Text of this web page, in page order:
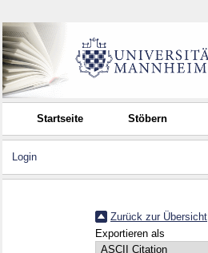
Startseite Stöbern
Login
Zurück zur Übersicht
Exportieren als